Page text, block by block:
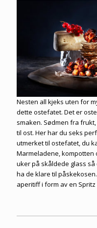
Nesten all kjeks uten for
dette ostefatet. Det er
smaken. Sødmen fra
til ost. Her har du seks
utmerket til ostefatet, du
Marmeladene, kompotten
uker på skåldede glass
ha de klare til
aperitiff i form av en